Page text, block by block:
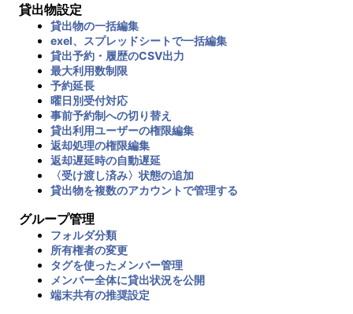
貸出物設定
貸出物の一括編集
exel、スプレッドシートで一括編集
貸出予約・履歴のCSV出力
最大利用数制限
予約延長
曜日別受付対応
事前予約制への切り替え
貸出利用ユーザーの権限編集
返却処理の権限編集
返却遅延時の自動遅延
〈受け渡し済み〉状態の追加
貸出物を複数のアカウントで管理する
グループ管理
フォルダ分類
所有権者の変更
タグを使ったメンバー管理
メンバー全体に貸出状況を公開
端末共有の推奨設定